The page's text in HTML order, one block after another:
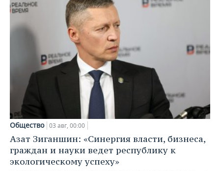
Общество 03 авг, 00:00
Азат Зиганшин: «Синергия власти, бизнеса,
граждан и науки ведет республику к
экологическому успеху»